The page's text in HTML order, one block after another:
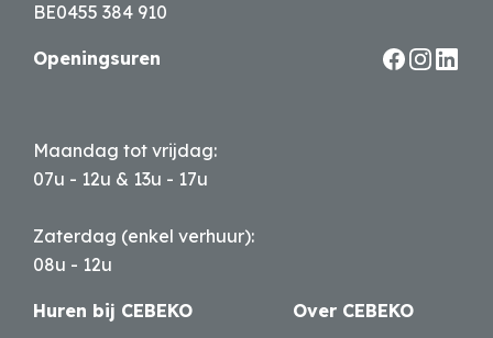
BE0455 384 910
Openingsuren
Maandag tot vrijdag:
07u - 12u & 13u - 17u
Zaterdag (enkel verhuur):
08u - 12u
Huren bij CEBEKO Over CEBEKO